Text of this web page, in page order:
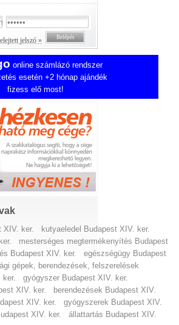
jelszó »
online számlázó rendszer
esetén +2 hónap ajándék
fizess elő most!
XIV. ker.
kutyaeledel Budapest XIV. ker.
mesterséges megtermékenyítés Budapest
Budapest XIV. ker.
egészségügy Budapest
gépek, berendezések, felszerelések
gyógyszer Budapest XIV. ker.
XIV. ker.
berendezések Budapest XIV.
XIV. ker.
gyógyszerek Budapest XIV.
XIV. ker.
állattartás Budapest XIV.